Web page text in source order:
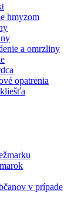
hmyzom
a omrzliny
opatrenia
v prípade